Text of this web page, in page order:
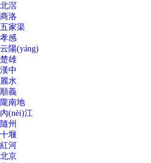
北滘
商洛
五家渠
孝感
云陽(yáng)
楚雄
漢中
麗水
順義
隴南地
內(nèi)江
隨州
十堰
紅河
北京